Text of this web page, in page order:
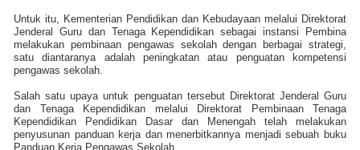
Untuk itu, Kementerian Pendidikan dan Kebudayaan melalui Direktorat
Jenderal Guru dan Tenaga Kependidikan sebagai instansi Pembina
melakukan pembinaan pengawas sekolah dengan berbagai strategi,
satu diantaranya adalah peningkatan atau penguatan kompetensi
pengawas sekolah.
Salah satu upaya untuk penguatan tersebut Direktorat Jenderal Guru
dan Tenaga Kependidikan melalui Direktorat Pembinaan Tenaga
Kependidikan Pendidikan Dasar dan Menengah telah melakukan
penyusunan panduan kerja dan menerbitkannya menjadi sebuah buku
Panduan Kerja Pengawas Sekolah.